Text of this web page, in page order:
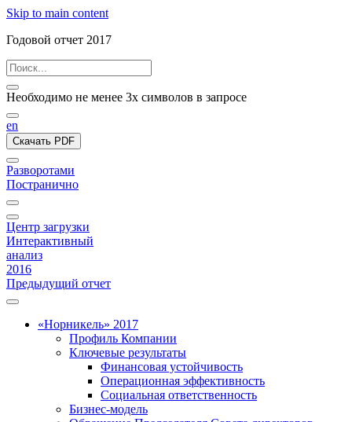
Skip to main content
Годовой отчет 2017
Необходимо не менее 3х символов в запросе
en
Скачать PDF
Разворотами
Постранично
Центр загрузки
Интерактивный
анализ
2016
Предыдущий отчет
«Норникель» 2017
Профиль Компании
Ключевые результаты
Финансовая устойчивость
Операционная эффективность
Социальная ответственность
Бизнес-модель